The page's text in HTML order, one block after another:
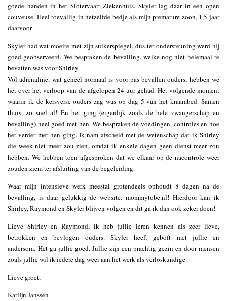
goede handen in het Slotervaart Ziekenhuis. Skyler lag daar in een open
couveuse. Heel toevallig in hetzelfde bedje als mijn premature zoon, 1,5 jaar
daarvoor.
Skyler had wat moeite met zijn suikerspiegel, dus ter ondersteuning werd hij
goed geobserveerd. We bespraken de bevalling, welke nog niet helemaal te
bevatten was voor Shirley.
Vol adrenaline, wat geheel normaal is voor pas bevallen ouders, hebben we
het over het verloop van de afgelopen 24 uur gehad. Het volgende moment
waarin ik de kersverse ouders zag was op dag 5 van het kraambed. Samen
thuis, zo snel al! En het ging (eigenlijk zoals de hele zwangerschap en
bevalling) heel goed met hen. We bespraken de voedingen, controles en hoe
het verder met hen ging. Ik nam afscheid met de wetenschap dat ik Shirley
die week niet meer zou zien, omdat ik enkele dagen geen dienst meer zou
hebben. We hebben toen afgesproken dat we elkaar op de nacontrole weer
zouden zien, ter afsluiting van de begeleiding.
Waar mijn intensieve werk meestal grotendeels ophoudt 8 dagen na de
bevalling, is daar gelukkig de website: mommytobe.nl! Hierdoor kan ik
Shirley, Raymond en Skyler blijven volgen en dit ga ik dan ook zeker doen!
Lieve Shirley en Raymond, ik heb jullie leren kennen als zeer lieve,
betrokken en bevlogen ouders. Skyler heeft geboft met jullie en
andersom. Het ga jullie goed. Jullie zijn een prachtig gezin en door mensen
zoals jullie wil ik iedere dag weer aan het werk als verloskundige.
Lieve groet,
Karlijn Janssen